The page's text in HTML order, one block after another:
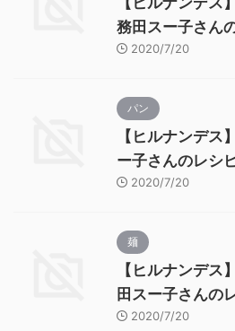
務田スー子さん
2020/7/20
パン
【ヒルナンデス
ー子さんのレシピ
2020/7/20
麺
【ヒルナンデス
田スー子さんの
2020/7/20